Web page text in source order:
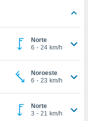
Norte
6 - 24 km/h
Noroeste
6 - 23 km/h
Norte
3 - 21 km/h